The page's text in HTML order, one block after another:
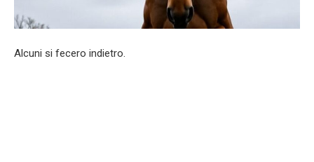
Alcuni si fecero indietro.